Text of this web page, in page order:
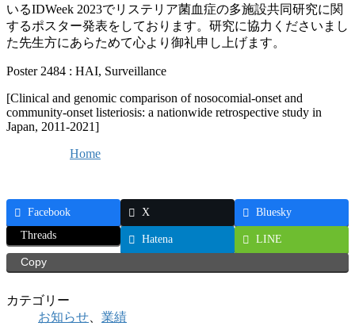
いるIDWeek 2023でリステリア菌血症の多施設共同研究に関
するポスター発表をしております。研究に協力くださいまし
た先生方にあらためて心より御礼申し上げます。
Poster 2484 : HAI, Surveillance
[Clinical and genomic comparison of nosocomial-onset and
community-onset listeriosis: a nationwide retrospective study in
Japan, 2011-2021]
Home
Facebook X
Bluesky
Threads
Hatena
LINE
Copy
カテゴリー
お知らせ
業績